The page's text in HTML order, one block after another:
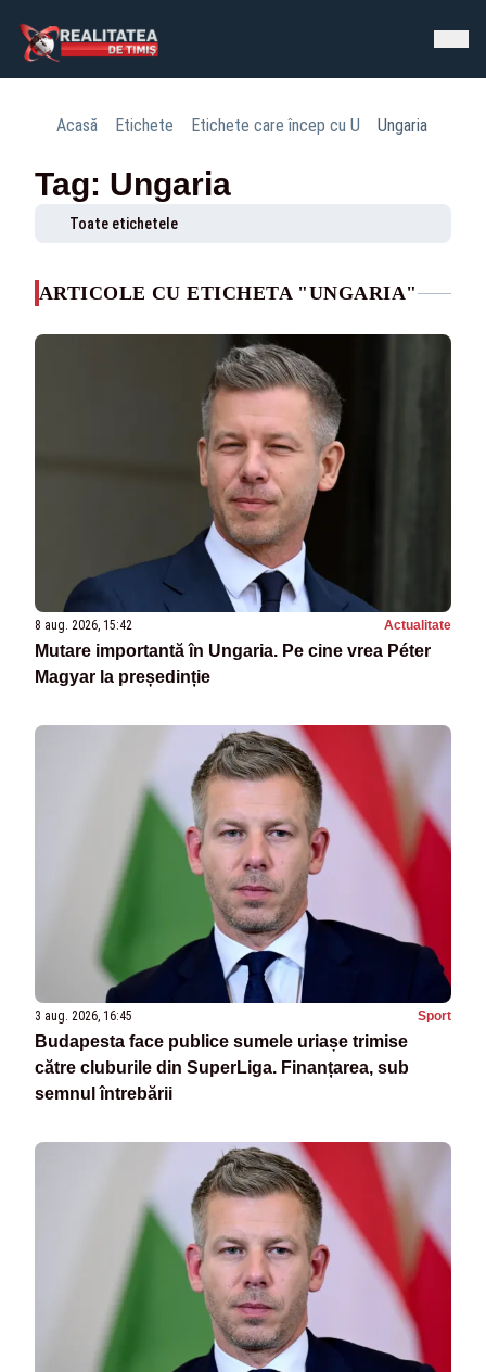
Acasă Etichete Etichete care încep cu U Ungaria
Tag: Ungaria
Toate etichetele
ARTICOLE CU ETICHETA "UNGARIA"
8 aug. 2026, 15:42 Actualitate
Mutare importantă în Ungaria. Pe cine vrea Péter
Magyar la președinție
3 aug. 2026, 16:45 Sport
Budapesta face publice sumele uriașe trimise
către cluburile din SuperLiga. Finanțarea, sub
semnul întrebării